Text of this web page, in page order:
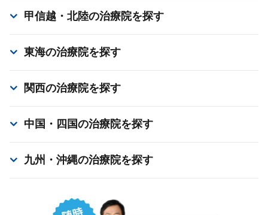
甲信越・北陸の治療院を探す
東海の治療院を探す
関西の治療院を探す
中国・四国の治療院を探す
九州・沖縄の治療院を探す